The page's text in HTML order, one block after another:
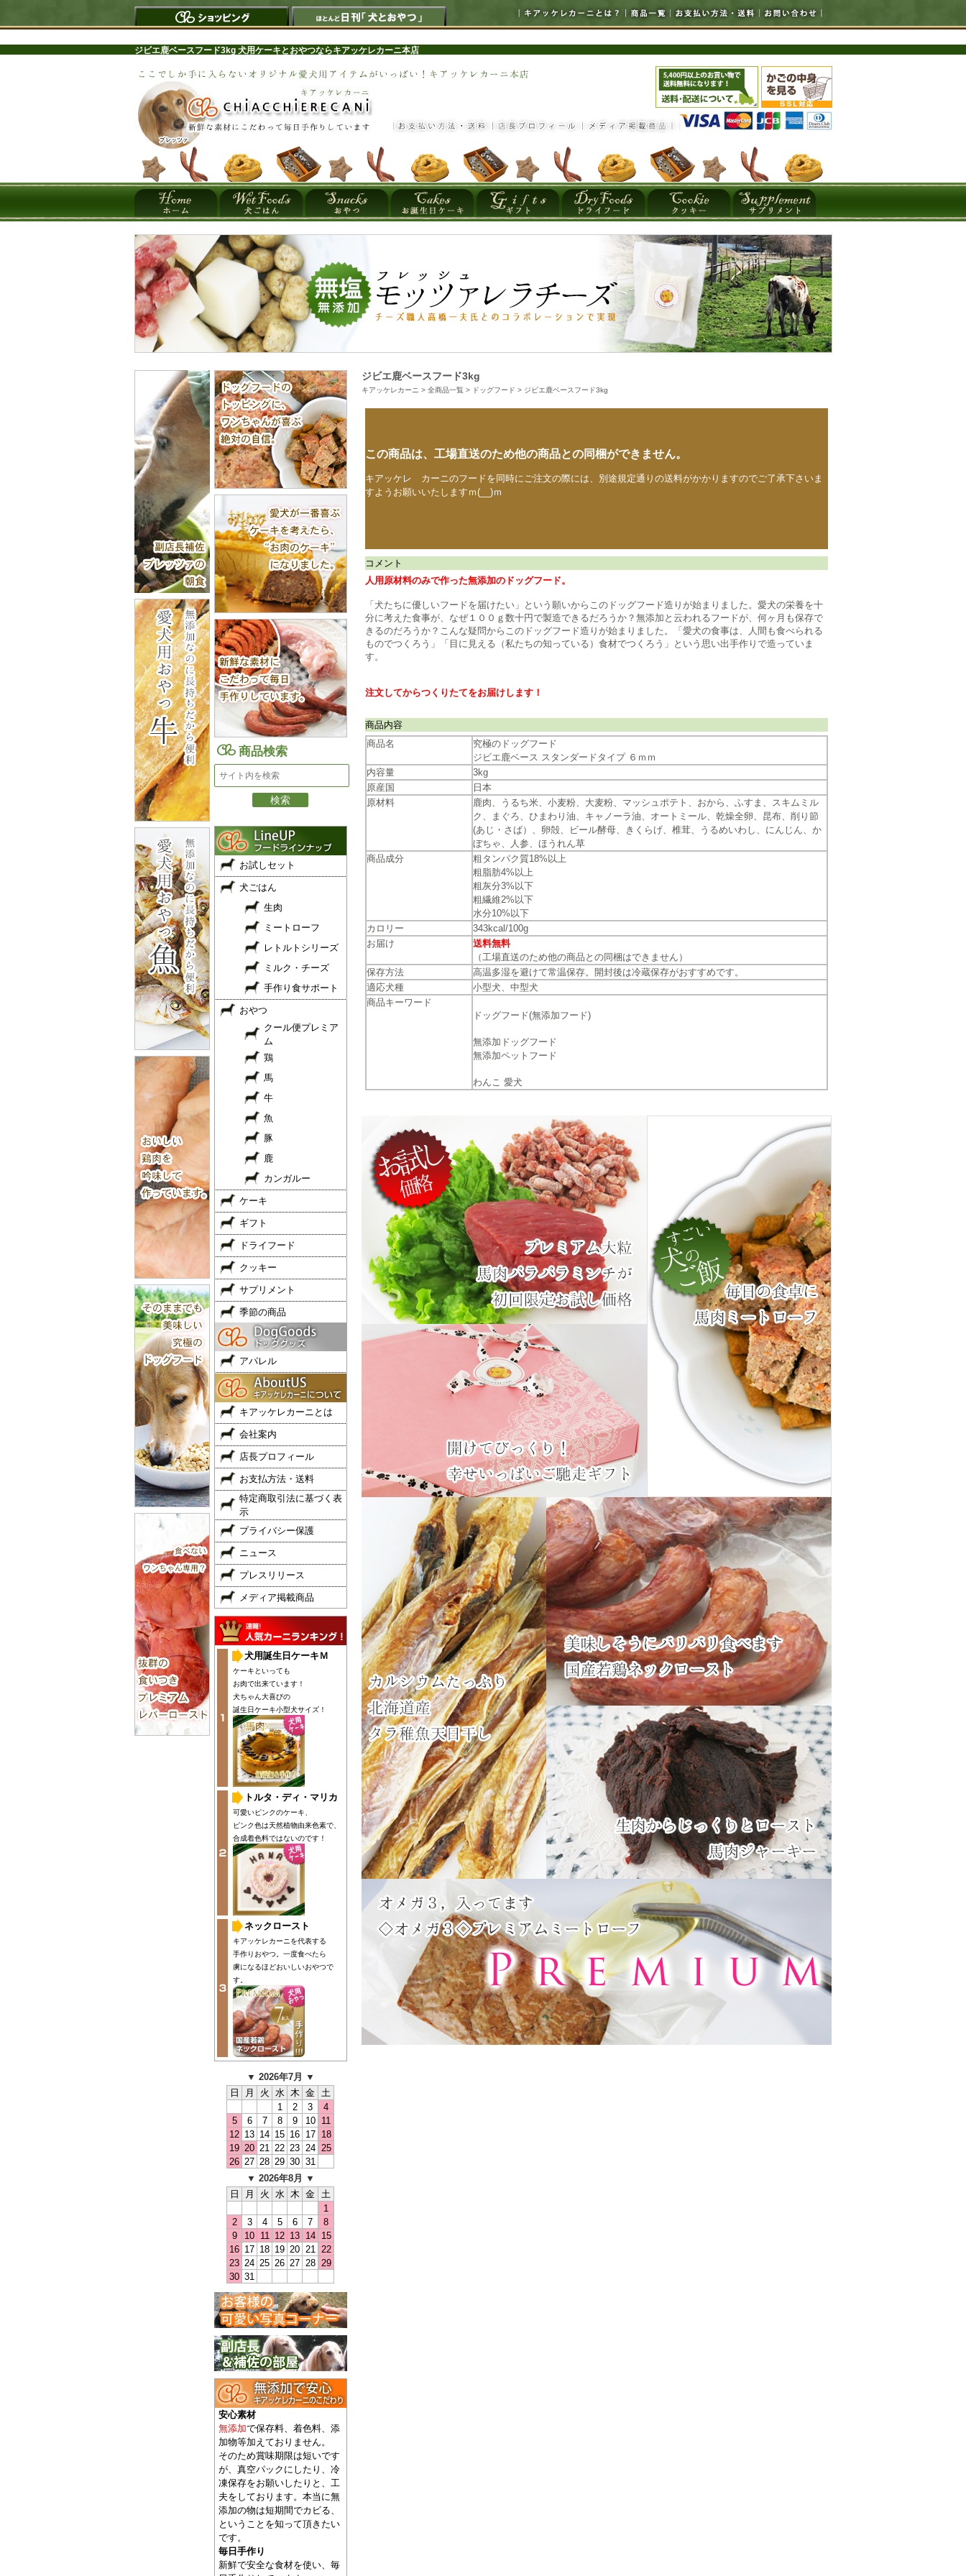
ジビエ鹿ベースフード3kg 犬用ケーキとおやつならキアッケレカーニ本店
商品検索
お試しセット
犬ごはん
生肉
ミートローフ
レトルトシリーズ
ミルク・チーズ
手作り食サポート
おやつ
クール便プレミア
ム
鶏
馬
牛
魚
豚
鹿
カンガルー
ケーキ
ギフト
ドライフード
クッキー
サプリメント
季節の商品
アパレル
キアッケレカーニとは
会社案内
店長プロフィール
お支払方法・送料
特定商取引法に基づく表
示
プライバシー保護
ニュース
プレスリリース
メディア掲載商品
犬用誕生日ケーキＭ
ケーキといっても
お肉で出来ています！
犬ちゃん大喜びの
誕生日ケーキ小型犬サイズ！
トルタ・ディ・マリカ
可愛いピンクのケーキ、
ピンク色は天然植物由来色素で、
合成着色料ではないのです！
ネックロースト
キアッケレカーニを代表する
手作りおやつ。一度食べたら
虜になるほどおいしいおやつで
す。
▼ 2026年7月 ▼
日
月 火 水 木 金 土
1
2 3
4
5
6 7 8 9 10
11
12 13 14 15 16 17
18
19 20 21 22 23 24 25
26 27 28 29 30 31
▼ 2026年8月 ▼
日
月 火 水 木 金 土
1
2
3 4 5 6 7
8
9
10 11 12 13 14
15
16 17 18 19 20 21 22
23 24 25 26 27 28 29
30 31
安心素材
無添加で保存料、着色料、添
加物等加えておりません。
そのため賞味期限は短いです
が、真空パックにしたり、冷
凍保存をお願いしたりと、工
夫をしております。本当に無
添加の物は短期間でカビる、
ということを知って頂きたい
です。
毎日手作り
新鮮で安全な食材を使い、毎
ジビエ鹿ベースフード3kg
キアッケレカーニ > 全商品一覧 > ドッグフード > ジビエ鹿ベースフード3kg
この商品は、工場直送のため他の商品との同梱ができません。
キアッケレ カーニのフードを同時にご注文の際には、別途規定通りの送料がかかりますのでご了承下さいま
すようお願いいたしますｍ(__)ｍ
コメント
人用原材料のみで作った無添加のドッグフード。
「犬たちに優しいフードを届けたい」という願いからこのドッグフード造りが始まりました。愛犬の栄養を十
分に考えた食事が、なぜ１００ｇ数十円で製造できるだろうか？無添加と云われるフードが、何ヶ月も保存で
きるのだろうか？こんな疑問からこのドッグフード造りが始まりました。「愛犬の食事は、人間も食べられる
ものでつくろう」「目に見える（私たちの知っている）食材でつくろう」という思い出手作りで造っていま
す。
注文してからつくりたてをお届けします！
商品内容
商品名
究極のドッグフード
ジビエ鹿ベース スタンダードタイプ ６ｍｍ
内容量
3kg
原産国
日本
原材料
鹿肉、うるち米、小麦粉、大麦粉、マッシュポテト、おから、ふすま、スキムミル
ク、まぐろ、ひまわり油、キャノーラ油、オートミール、乾燥全卵、昆布、削り節
(あじ・さば）、卵殻、ビール酵母、きくらげ、椎茸、うるめいわし、にんじん、か
ぼちゃ、人参、ほうれん草
商品成分
粗タンパク質18%以上
粗脂肪4%以上
粗灰分3%以下
粗繊維2%以下
水分10%以下
カロリー
343kcal/100g
お届け
送料無料
（工場直送のため他の商品との同梱はできません）
保存方法
高温多湿を避けて常温保存。開封後は冷蔵保存がおすすめです。
適応犬種
小型犬、中型犬
商品キーワード
ドッグフード(無添加フード)
無添加ドッグフード
無添加ペットフード
わんこ 愛犬